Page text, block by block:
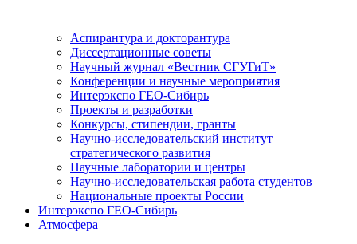
Аспирантура и докторантура
Диссертационные советы
Научный журнал «Вестник СГУГиТ»
Конференции и научные мероприятия
Интерэкспо ГЕО-Сибирь
Проекты и разработки
Конкурсы, стипендии, гранты
Научно-исследовательский институт
стратегического развития
Научные лаборатории и центры
Научно-исследовательская работа студентов
Национальные проекты России
Интерэкспо ГЕО-Сибирь
Атмосфера